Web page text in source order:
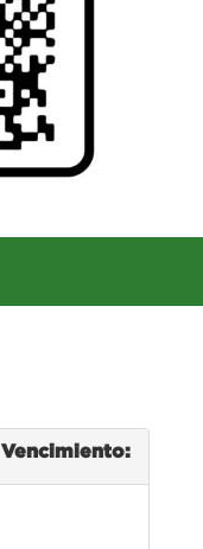
Vencimiento: